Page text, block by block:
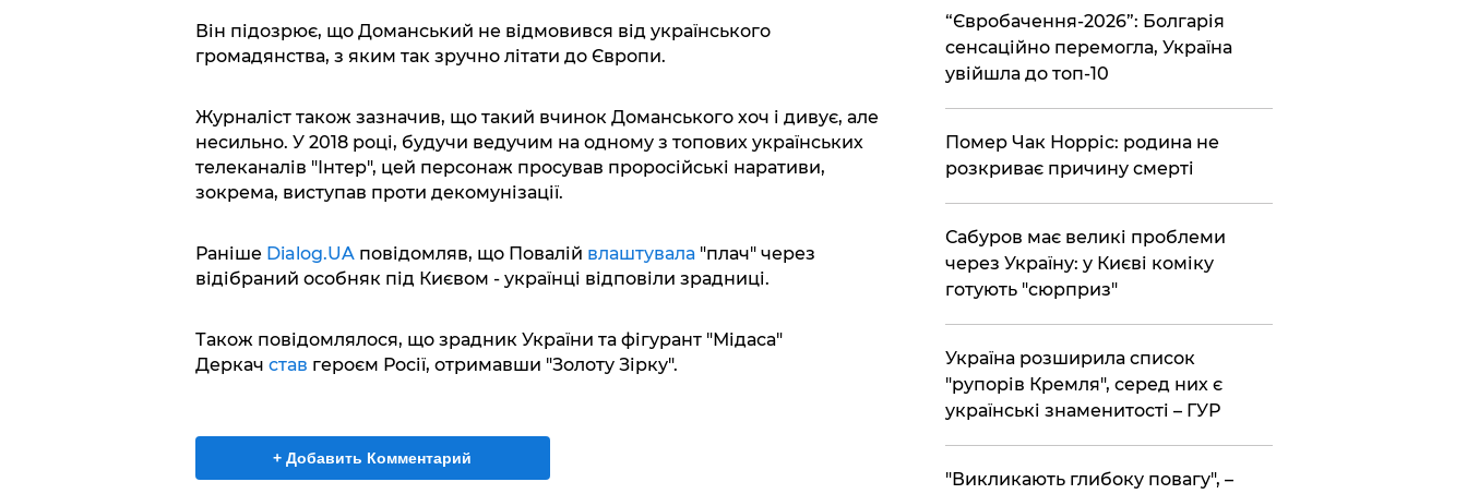
Він підозрює, що Доманський не відмовився від українського
громадянства, з яким так зручно літати до Європи.
Журналіст також зазначив, що такий вчинок Доманського хоч і дивує, але
несильно. У 2018 році, будучи ведучим на одному з топових українських
телеканалів "Інтер", цей персонаж просував проросійські наративи,
зокрема, виступав проти декомунізації.
Раніше Dialog.UAповідомляв, що Повалій влаштувала "плач" через
відібраний особняк під Києвом - українці відповіли зрадниці.
Також повідомлялося, що зрадник України та фігурант "Мідаса"
Деркач став героєм Росії, отримавши "Золоту Зірку".
+ Добавить Комментарий
​“Євробачення-2026”: Болгарія
сенсаційно перемогла, Україна
увійшла до топ-10
Помер Чак Норріс: родина не
розкриває причину смерті
Сабуров має великі проблеми
через Україну: у Києві коміку
готують "сюрприз"
Україна розширила список
"рупорів Кремля", серед них є
українські знаменитості – ГУР
"Викликають глибоку повагу", –